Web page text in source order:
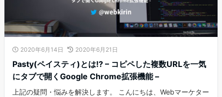
2020年6月14日 2020年6月21日
Pasty(ペイスティ)とは!? – コピペした複数URLを一気
にタブで開くGoogle Chrome拡張機能 –
上記の疑問・悩みを解決します。 こんにちは、Webマーケター